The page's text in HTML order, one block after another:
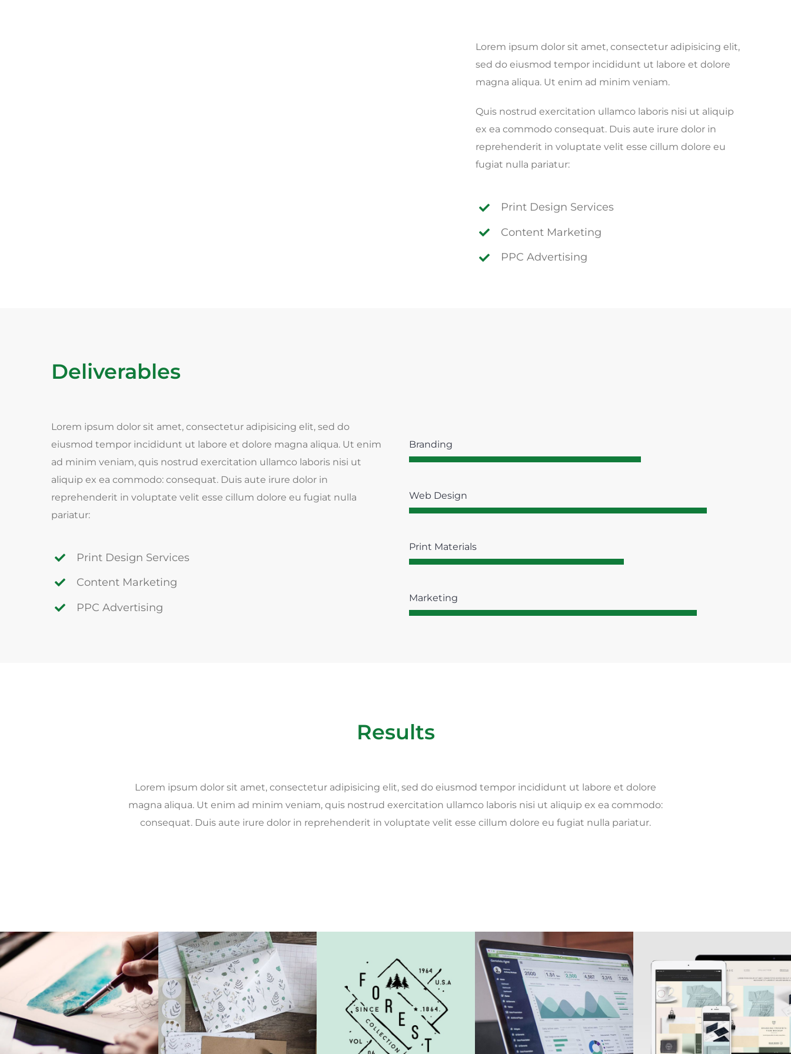
Lorem ipsum dolor sit amet, consectetur adipisicing elit,
sed do eiusmod tempor incididunt ut labore et dolore
magna aliqua. Ut enim ad minim veniam.
Quis nostrud exercitation ullamco laboris nisi ut aliquip
ex ea commodo consequat. Duis aute irure dolor in
reprehenderit in voluptate velit esse cillum dolore eu
fugiat nulla pariatur:
Print Design Services
Content Marketing
PPC Advertising
Deliverables
Lorem ipsum dolor sit amet, consectetur adipisicing elit, sed do
eiusmod tempor incididunt ut labore et dolore magna aliqua. Ut enim
ad minim veniam, quis nostrud exercitation ullamco laboris nisi ut
aliquip ex ea commodo: consequat. Duis aute irure dolor in
reprehenderit in voluptate velit esse cillum dolore eu fugiat nulla
pariatur:
Print Design Services
Content Marketing
PPC Advertising
Branding
Web Design
Print Materials
Marketing
Results
Lorem ipsum dolor sit amet, consectetur adipisicing elit, sed do eiusmod tempor incididunt ut labore et dolore
magna aliqua. Ut enim ad minim veniam, quis nostrud exercitation ullamco laboris nisi ut aliquip ex ea commodo:
consequat. Duis aute irure dolor in reprehenderit in voluptate velit esse cillum dolore eu fugiat nulla pariatur.